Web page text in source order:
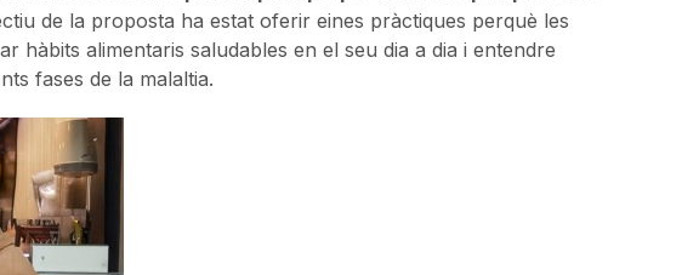
de la proposta ha estat oferir eines pràctiques perquè les
hàbits alimentaris saludables en el seu dia a dia i entendre
fases de la malaltia.